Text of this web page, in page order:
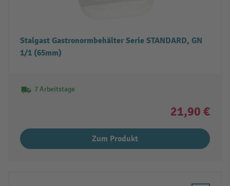
Stalgast Gastronormbehälter Serie STANDARD, GN
1/1 (65mm)
7 Arbeitstage
21,90 €
Zum Produkt